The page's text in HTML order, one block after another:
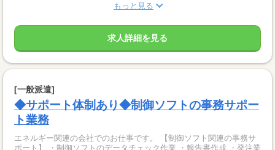
もっと見る
求人詳細を見る
[一般派遣]
◆サポート体制あり◆制御ソフトの事務サポー
ト業務
エネルギー関連の会社でのお仕事です。 【制御ソフト関連の事務サ
ポート】 ・制御ソフトのデータチェック作業 ・報告書作成 ・発注業